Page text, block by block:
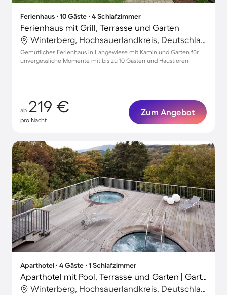
Ferienhaus ∙ 10 Gäste ∙ 4 Schlafzimmer
Ferienhaus mit Grill, Terrasse und Garten
Winterberg, Hochsauerlandkreis, Deutschland
Gemütliches Ferienhaus in Langewiese mit Kamin und Garten für
unvergessliche Momente mit bis zu 10 Gästen und Haustieren
ab 219 €
pro Nacht
Zum Angebot
Aparthotel ∙ 4 Gäste ∙ 1 Schlafzimmer
Aparthotel mit Pool, Terrasse und Garten | Gartenblick
Winterberg, Hochsauerlandkreis, Deutschland